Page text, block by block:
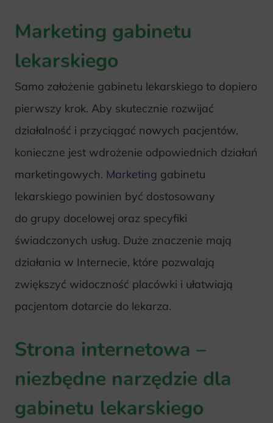
Marketing gabinetu
lekarskiego
Samo założenie gabinetu lekarskiego to dopiero
pierwszy krok. Aby skutecznie rozwijać
działalność i przyciągać nowych pacjentów,
konieczne jest wdrożenie odpowiednich działań
marketingowych. Marketing gabinetu
lekarskiego powinien być dostosowany
do grupy docelowej oraz specyfiki
świadczonych usług. Duże znaczenie mają
działania w Internecie, które pozwalają
zwiększyć widoczność placówki i ułatwiają
pacjentom dotarcie do lekarza.
Strona internetowa –
niezbędne narzędzie dla
gabinetu lekarskiego